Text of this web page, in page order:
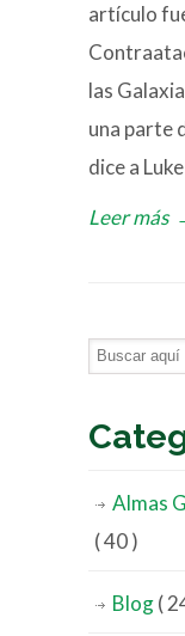
artículo
las
una parte
dice a Luke
Leer más
Almas
( 40 )
Blog(